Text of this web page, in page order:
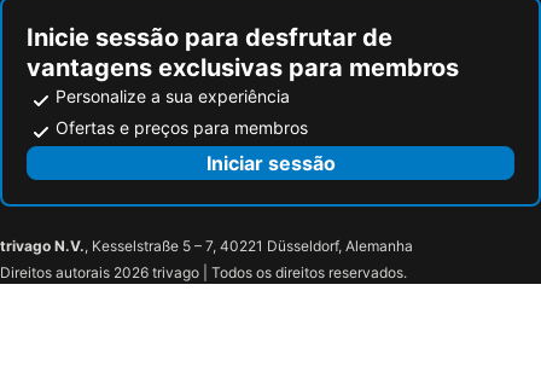
Kimpton La Peer Hotel By Ihg
O Hotel
The Valorian Los Angeles, Curio Collection by Hilton
Embassy Suites by Hilton Los Angeles International Airport North
DoubleTree by Hilton LAX - El Segundo
Aloft El Segundo - Los Angeles Airport
Fairfield Inn & Suites Los Angeles LAX/El Segundo
Hilton Garden Inn LAX/El Segundo
SpringHill Suites Los Angeles LAX/Manhattan Beach
Ayres Hotel Manhattan Beach
Inicie sessão para desfrutar de
vantagens exclusivas para membros
Personalize a sua experiência
Ofertas e preços para membros
Iniciar sessão
trivago N.V., Kesselstraße 5 – 7, 40221 Düsseldorf, Alemanha
Direitos autorais 2026 trivago | Todos os direitos reservados.